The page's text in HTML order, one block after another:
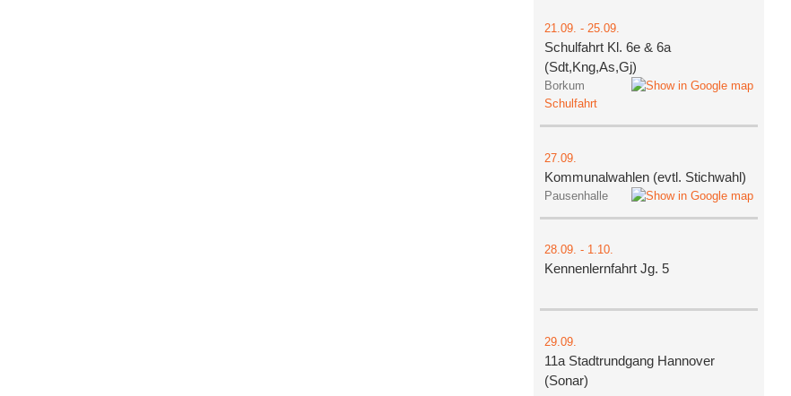
21.09. -25.09.
Schulfahrt Kl. 6e & 6a
(Sdt,Kng,As,Gj)
Borkum
Schulfahrt
27.09.
Kommunalwahlen (evtl. Stichwahl)
Pausenhalle
28.09. - 1.10.
Kennenlernfahrt Jg. 5
29.09.
11a Stadtrundgang Hannover
(Sonar)